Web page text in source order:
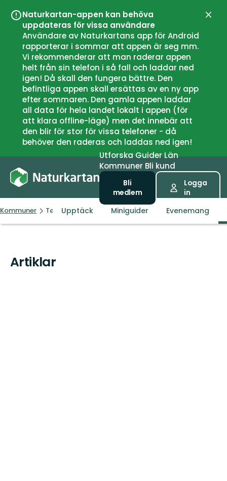
Naturkartan-appen kan behöva
uppdateras för vissa användare
Användare av Naturkartans app för Android
rapporterar i sommar att appen är seg mm.
Vi rekommenderar att man raderar appen
helt från sin telefon i så fall och laddar ned
igen! Då skall den fungera bättre. Den
befintliga appen skall ersättas av en ny app
efter sommaren. Den gamla appen laddar
all data för hela landet lokalt i appen (för
att klara offline-läge) men det innebär att
den blir för stor för vissa telefoner - då
behöver den raderas och laddas ned igen!
UtforskaGuiderLän
Kommuner Bli kund
Bli
medlem
Logga
in
Kommuner TønsbergUpptäck Miniguider Evenemang
Artiklar